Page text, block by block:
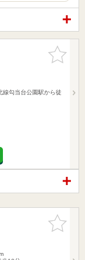
お気に入
りに追加
線勾当台公園駅から徒
お気に入
りに追加